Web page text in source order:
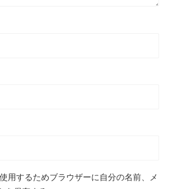
用するためブラウザーに自分の名前、メ